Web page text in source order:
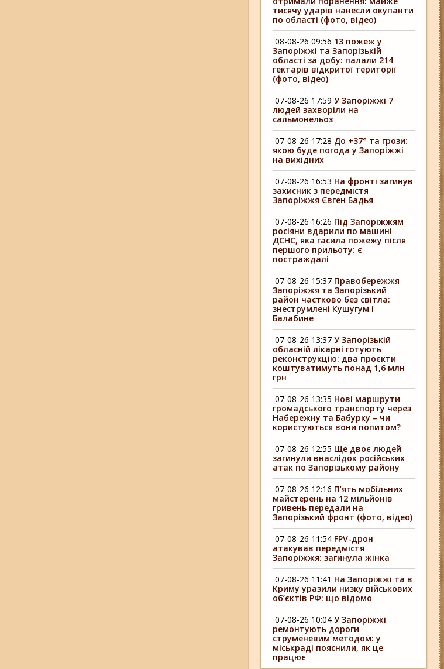
тисячу ударів нанесли окупанти
по області (фото, відео)
08-08-26 09:56 13 пожеж у
Запоріжжі та Запорізькій
області за добу: палали 214
гектарів відкритої території
(фото, відео)
07-08-26 17:59 У Запоріжжі 7
людей захворіли на
сальмонельоз
07-08-26 17:28 До +37° та грози:
якою буде погода у Запоріжжі
на вихідних
07-08-26 16:53 На фронті загинув
захисник з передмістя
Запоріжжя Євген Бадья
07-08-26 16:26 Під Запоріжжям
росіяни вдарили по машині
ДСНС, яка гасила пожежу після
першого прильоту: є
постраждалі
07-08-26 15:37 Правобережжя
Запоріжжя та Запорізький
район частково без світла:
знеструмлені Кушугум і
Балабине
07-08-26 13:37 У Запорізькій
обласній лікарні готують
реконструкцію: два проєкти
коштуватимуть понад 1,6 млн
грн
07-08-26 13:35 Нові маршрути
громадського транспорту через
Набережну та Бабурку – чи
користуються вони попитом?
07-08-26 12:55 Ще двоє людей
загинули внаслідок російських
атак по Запорізькому району
07-08-26 12:16 Пʼять мобільних
майстерень на 12 мільйонів
гривень передали на
Запорізький фронт (фото, відео)
07-08-26 11:54 FPV-дрон
атакував передмістя
Запоріжжя: загинула жінка
07-08-26 11:41 На Запоріжжі та в
Криму уразили низку військових
об’єктів РФ: що відомо
07-08-26 10:04 У Запоріжжі
ремонтують дороги
струменевим методом: у
міськраді пояснили, як це
працює